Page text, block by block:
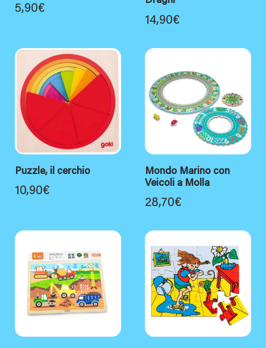
5,90€
14,90€
Puzzle, il cerchio
10,90€
Mondo Marino con
Veicoli a Molla
28,70€